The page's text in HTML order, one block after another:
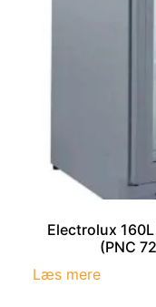
Electrolux
(PNC
Læs mere